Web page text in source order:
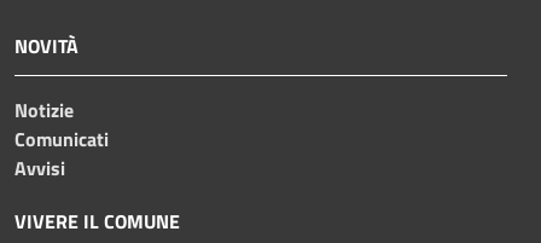
NOVITÀ
Notizie
Comunicati
Avvisi
VIVERE IL COMUNE